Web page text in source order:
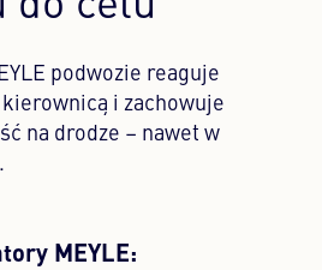
podwozie reaguje
i zachowuje
na drodze – nawet w
MEYLE: